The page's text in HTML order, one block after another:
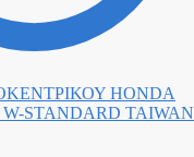
HONDA
W-STANDARD TAIWAN